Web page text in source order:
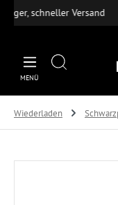
Zum Hauptinhalt
schneller Versand 🎆
MENÜ
Wiederladen